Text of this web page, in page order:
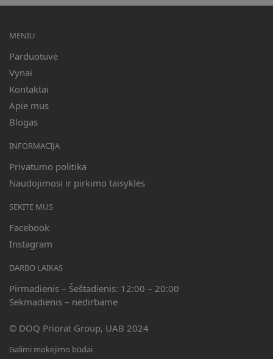
MENIU
Parduotuvė
Vynai
Kontaktai
Apie mus
Blogas
INFORMACIJA
Privatumo politika
Naudojimosi ir pirkimo taisyklės
SEKITE MUS
Facebook
Instagram
DARBO LAIKAS
Pirmadienis – Šeštadienis: 12:00 – 20:00
Sekmadienis – nedirbame
© DOQ Priorat Group, UAB 2024
Galimi mokėjimo būdai